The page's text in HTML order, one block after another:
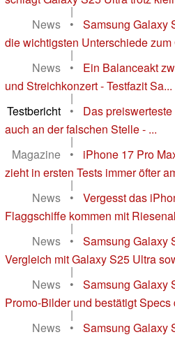
|
News
•
Samsung Galaxy
die wichtigsten Unterschiede zum
|
News
•
Ein Balanceakt
und Streichkonzert - Testfazit Sa...
|
Testbericht
•
Das
auch an der falschen Stelle - ...
|
Magazine
•
iPhone 17 Pro
zieht in ersten Tests immer öfter
|
News
•
Vergesst das
Flaggschiffe kommen mit
|
News
•
Samsung Galaxy
Vergleich mit Galaxy S25 Ultra
|
News
•
Samsung Galaxy
Promo-Bilder und bestätigt Specs
|
News
•
Samsung Galaxy